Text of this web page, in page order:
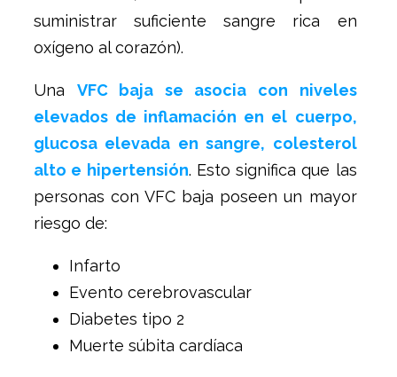
suministrar suficiente sangre rica en
oxígeno al corazón).
Una VFC baja se asocia con niveles
elevados de inflamación en el cuerpo,
glucosa elevada en sangre, colesterol
alto e hipertensión. Esto significa que las
personas con VFC baja poseen un mayor
riesgo de:
Infarto
Evento cerebrovascular
Diabetes tipo 2
Muerte súbita cardíaca